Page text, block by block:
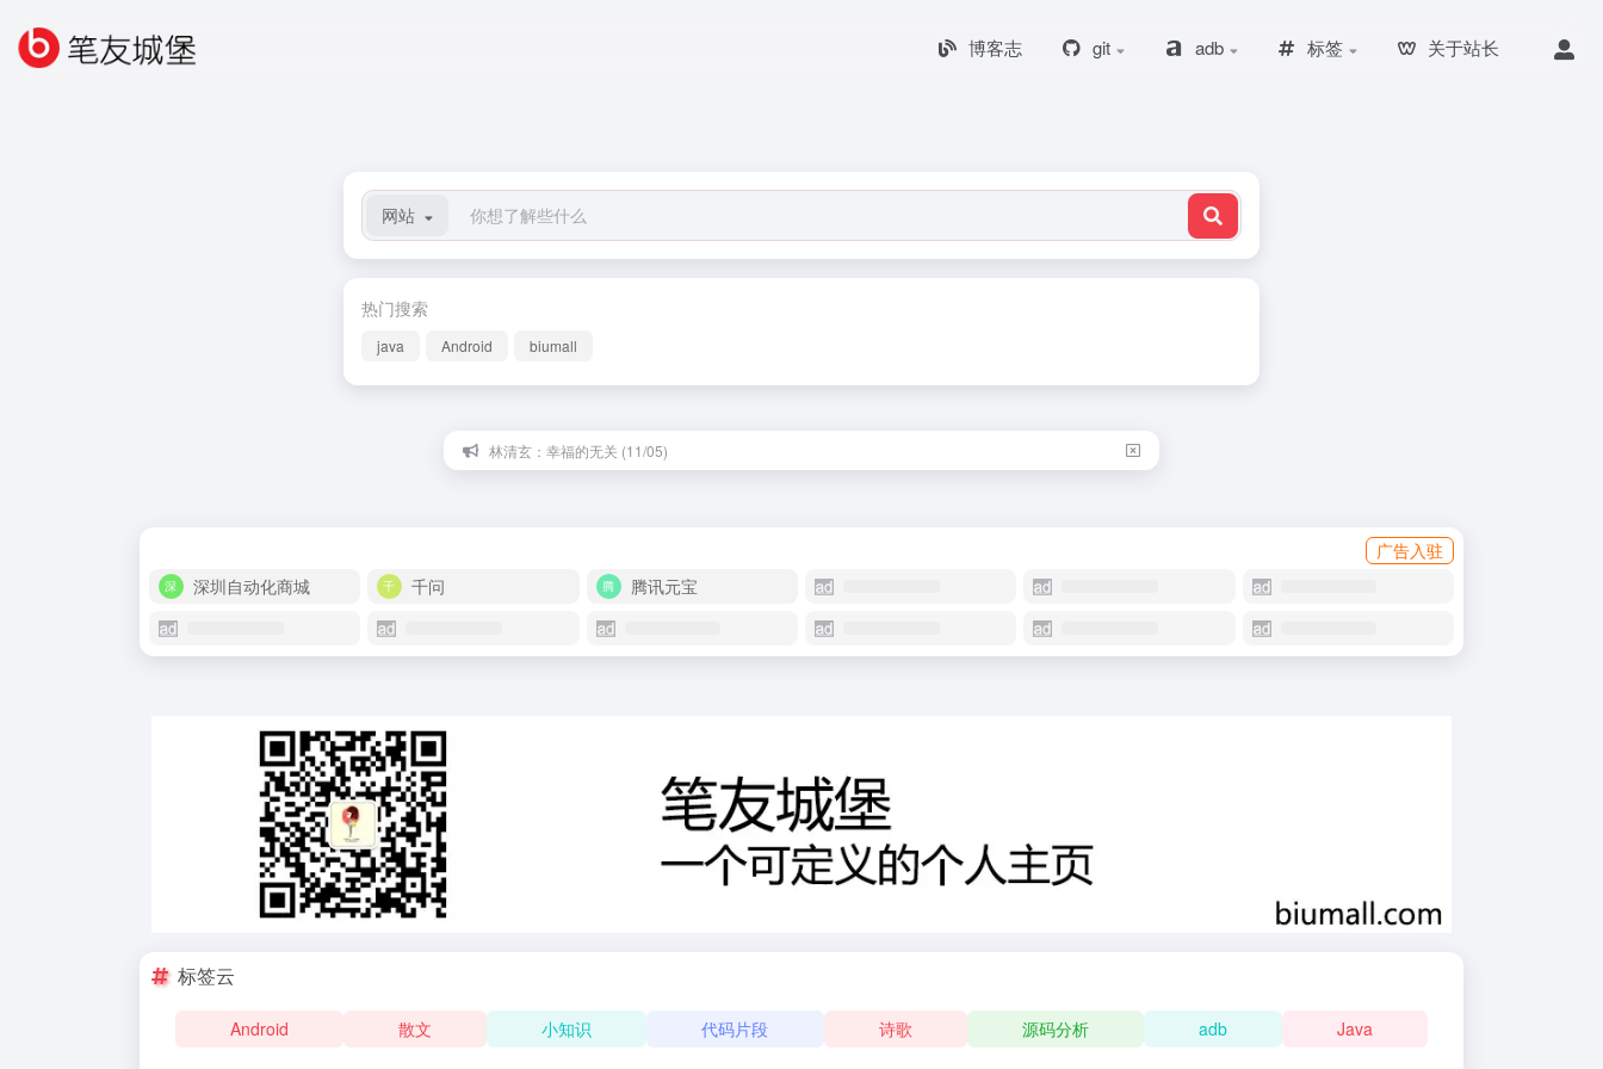
博客志 git adb 标签 关于站长
网站
热门搜索
java Android biumall
林清玄：幸福的无关 (11/05)
广告入驻
深圳自动化商城
千问 腾讯元宝
标签云
Android 散文 小知识 代码片段 诗歌 源码分析 adb Java